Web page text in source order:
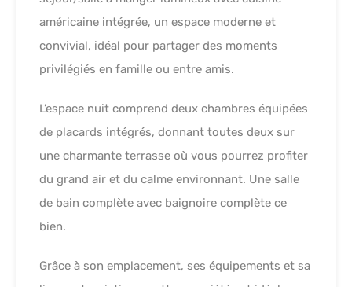
américaine intégrée, un espace moderne et
convivial, idéal pour partager des moments
privilégiés en famille ou entre amis.
L’espace nuit comprend deux chambres équipées
de placards intégrés, donnant toutes deux sur
une charmante terrasse où vous pourrez profiter
du grand air et du calme environnant. Une salle
de bain complète avec baignoire complète ce
bien.
Grâce à son emplacement, ses équipements et sa